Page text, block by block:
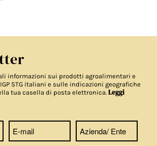
informazioni sui prodotti agroalimentari e
STG italiani e sulle indicazioni geografiche
tua casella di posta elettronica.Leggi